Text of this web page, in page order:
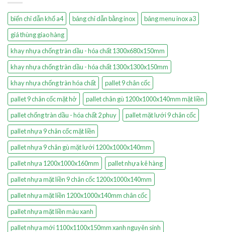
biển chỉ dẫn khổ a4 bảng chỉ dẫn bằng inox
bảng menu inox a3
giá thùng giao hàng
khay nhựa chống tràn dầu - hóa chất 1300x680x150mm
khay nhựa chống tràn dầu - hóa chất 1300x1300x150mm
khay nhựa chống tràn hóa chất
pallet 9 chân cốc
pallet 9 chân cốc mặt hở
pallet chân gù 1200x1000x140mm mặt liền
pallet chống tràn dầu - hóa chất 2 phuy
pallet mặt lưới 9 chân cốc
pallet nhựa 9 chân cốc mặt liền
pallet nhựa 9 chân gù mặt lưới 1200x1000x140mm
pallet nhựa 1200x1000x160mm
pallet nhựa kê hàng
pallet nhựa mặt liền 9 chân cốc 1200x1000x140mm
pallet nhựa mặt liền 1200x1000x140mm chân cốc
pallet nhựa mặt liền màu xanh
pallet nhựa mới 1100x1100x150mm xanh nguyên sinh